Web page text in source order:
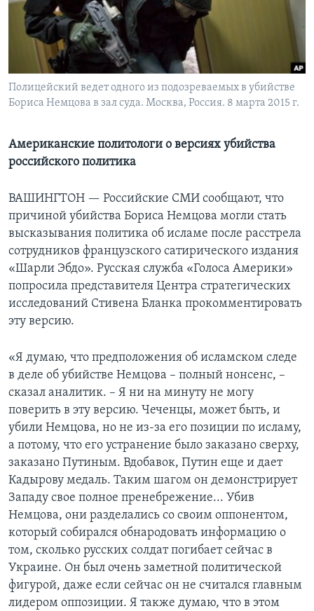
Learning English
СОЦИАЛЬНЫЕ СЕТИ
Полицейский ведет одного из подозреваемых в убийстве
Бориса Немцова в зал суда. Москва, Россия. 8 марта 2015 г.
Американские политологи о версиях убийства
российского политика
ВАШИНГТОН — Российские СМИ сообщают, что
причиной убийства Бориса Немцова могли стать
высказывания политика об исламе после расстрела
сотрудников французского сатирического издания
«Шарли Эбдо». Русская служба «Голоса Америки»
попросила представителя Центра стратегических
исследований Стивена Бланка прокомментировать
эту версию.
«Я думаю, что предположения об исламском следе
в деле об убийстве Немцова – полный нонсенс, –
сказал аналитик. – Я ни на минуту не могу
поверить в эту версию. Чеченцы, может быть, и
убили Немцова, но не из-за его позиции по исламу,
а потому, что его устранение было заказано сверху,
заказано Путиным. Вдобавок, Путин еще и дает
Кадырову медаль. Таким шагом он демонстрирует
Западу свое полное пренебрежение... Убив
Немцова, они разделались со своим оппонентом,
который собирался обнародовать информацию о
том, сколько русских солдат погибает сейчас в
Украине. Он был очень заметной политической
фигурой, даже если сейчас он не считался главным
лидером оппозиции. Я также думаю, что в этом